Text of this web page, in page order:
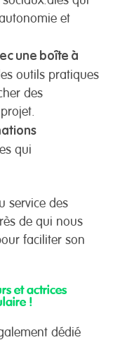
et
une boîte à
outils pratiques
des
qui
service des
de qui nous
faciliter son
et actrices
!
dédié